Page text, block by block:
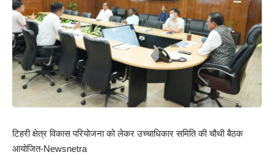
टिहरी क्षेत्र विकास परियोजना को लेकर उच्चाधिकार समिति की चौथी बैठक
आयोजित-Newsnetra